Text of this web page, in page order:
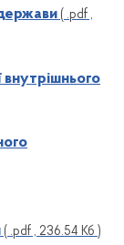
( .pdf ,
( .pdf , 236.54 Кб )